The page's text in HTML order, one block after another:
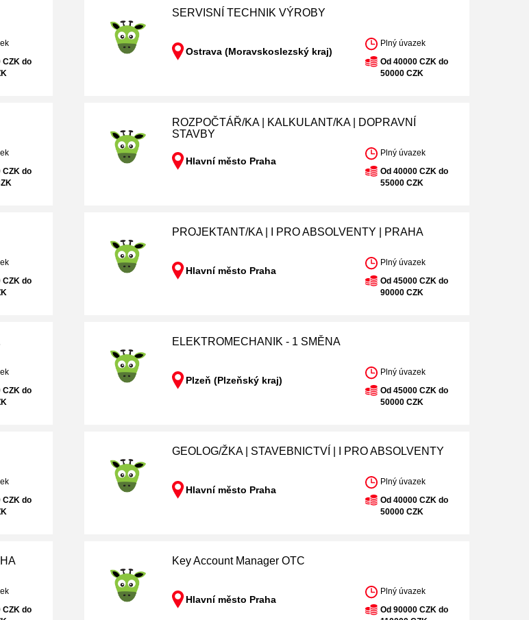
CZK do
SERVISNÍ TECHNIK VÝROBY
Ostrava (Moravskoslezský kraj)
Plný úvazek
Od 40000 CZK do
50000 CZK
CZK do
ROZPOČTÁŘ/KA | KALKULANT/KA | DOPRAVNÍ
STAVBY
Hlavní město Praha
Plný úvazek
Od 40000 CZK do
55000 CZK
CZK do
PROJEKTANT/KA | I PRO ABSOLVENTY | PRAHA
Hlavní město Praha
Plný úvazek
Od 45000 CZK do
90000 CZK
CZK do
ELEKTROMECHANIK - 1 SMĚNA
Plzeň (Plzeňský kraj)
Plný úvazek
Od 45000 CZK do
50000 CZK
CZK do
GEOLOG/ŽKA | STAVEBNICTVÍ | I PRO ABSOLVENTY
Hlavní město Praha
Plný úvazek
Od 40000 CZK do
50000 CZK
CZK do
Key Account Manager OTC
Hlavní město Praha
Plný úvazek
Od 90000 CZK do